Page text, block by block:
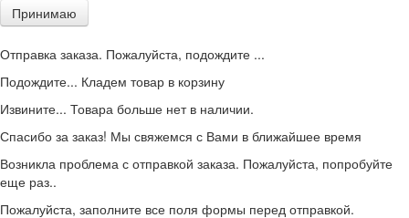
Принимаю
Отправка заказа. Пожалуйста, подождите ...
Подождите... Кладем товар в корзину
Извините... Товара больше нет в наличии.
Спасибо за заказ! Мы свяжемся с Вами в ближайшее время
Возникла проблема с отправкой заказа. Пожалуйста, попробуйте
еще раз..
Пожалуйста, заполните все поля формы перед отправкой.